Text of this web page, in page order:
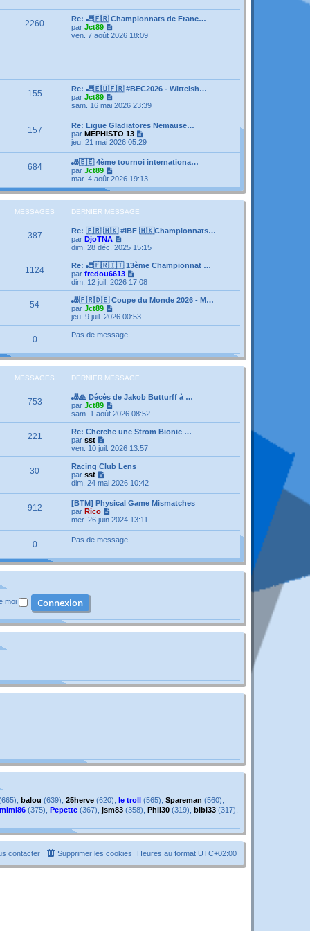
s
a
e
r
m
e
s
e
d
e
r
m
s
s
a
g
e
2260
Re: 🎳🇫🇷 Championnats de Franc…
par Jct89
o
e
r
n
i
e
r
m
e
s
s
a
g
e
ven. 7 août 2026 18:09
155
Re: 🎳🇪🇺🇫🇷 #BEC2026 - Wittelsh…
par Jct89
o
r
l
e
d
e
r
i
e
r
e
s
a
g
e
sam. 16 mai 2026 23:39
157
Re: Ligue Gladiatores Nemause…
par MEPHISTO 13
o
r
l
e
d
e
r
r
e
s
s
g
e
jeu. 21 mai 2026 05:29
684
🎳🇧🇪 4ème tournoi internationa…
par Jct89
o
i
r
e
e
r
n
i
e
r
m
e
s
g
e
mar. 4 août 2026 19:13
MESSAGES DERNIER MESSAGE
387
Re: 🇫🇷 🇭🇰 #IBF 🇭🇰Championnats…
par DjoTNA
o
i
r
l
e
r
n
i
r
e
s
a
e
dim. 28 déc. 2025 15:15
1124
Re: 🎳🇫🇷🇮🇹 13ème Championnat …
par fredou6613
o
i
r
e
i
e
m
s
a
g
e
dim. 12 juil. 2026 17:08
54
🎳🇫🇷🇩🇪 Coupe du Monde 2026 - M…
par Jct89
o
i
r
d
e
r
n
e
m
e
s
a
g
e
jeu. 9 juil. 2026 00:53
0 Pas de message
MESSAGES DERNIER MESSAGE
753
🎳🙏 Décès de Jakob Butturff à …
par Jct89
o
i
r
e
r
n
i
e
r
e
s
s
e
sam. 1 août 2026 08:52
221
Re: Cherche une Strom Bionic …
par sst
o
i
r
e
r
n
i
e
r
s
s
ven. 10 juil. 2026 13:57
30
Racing Club Lens
par sst
o
l
e
d
e
r
i
e
r
g
e
dim. 24 mai 2026 10:42
912
[BTM] Physical Game Mismatches
par Rico
o
l
d
m
e
mer. 26 juin 2024 13:11
0 Pas de message
moi
balou (639), 25herve (620), le troll (565), Spareman (560),
mimi86 (375), Pepette (367), jsm83 (358), Phil30 (319), bibi33 (317),
Heures au format UTC+02:00
Supprimer les cookies
contacter